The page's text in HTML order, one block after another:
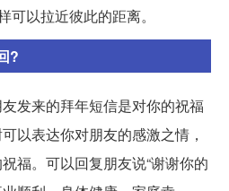
可以拉近彼此的距离。
?
发来的拜年短信是对你的祝福
以表达你对朋友的感激之情，
福。可以回复朋友说“谢谢你的